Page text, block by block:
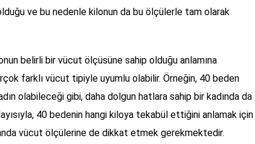
olduğu ve bu nedenle kilonun da bu ölçülerle tam olarak
belirli bir vücut ölçüsüne sahip olduğu anlamına
farklı vücut tipiyle uyumlu olabilir. Örneğin, 40 beden
olabileceği gibi, daha dolgun hatlara sahip bir kadında da
40 bedenin hangi kiloya tekabül ettiğini anlamak için
vücut ölçülerine de dikkat etmek gerekmektedir.